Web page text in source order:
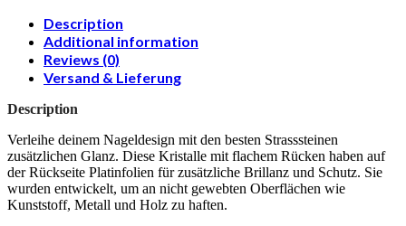
Description
Additional information
Reviews (0)
Versand & Lieferung
Description
Verleihe deinem Nageldesign mit den besten Strasssteinen
zusätzlichen Glanz. Diese Kristalle mit flachem Rücken haben auf
der Rückseite Platinfolien für zusätzliche Brillanz und Schutz. Sie
wurden entwickelt, um an nicht gewebten Oberflächen wie
Kunststoff, Metall und Holz zu haften.